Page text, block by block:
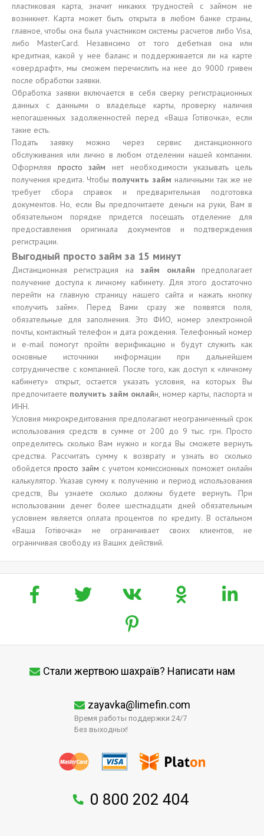
пластиковая карта, значит никаких трудностей с займом не
возникнет. Карта может быть открыта в любом банке страны,
главное, чтобы она была участником системы расчетов либо Visa,
либо MasterCard. Независимо от того дебетная она или
кредитная, какой у нее баланс и поддерживается ли на карте
«овердрафт», мы сможем перечислить на нее до 9000 гривен
после обработки заявки.
Обработка заявки включается в себя сверку регистрационных
данных с данными о владельце карты, проверку наличия
непогашенных задолженностей перед «Ваша Готівочка», если
такие есть.
Подать заявку можно через сервис дистанционного
обслуживания или лично в любом отделении нашей компании.
Оформляя просто займ нет необходимости указывать цель
получения кредита. Чтобы получить займ наличными так же не
требует сбора справок и предварительная подготовка
документов. Но, если Вы предпочитаете деньги на руки, Вам в
обязательном порядке придется посещать отделение для
предоставления оригинала документов и подтверждения
регистрации.
Выгодный просто займ за 15 минут
Дистанционная регистрация на займ онлайн предполагает
получение доступа к личному кабинету. Для этого достаточно
перейти на главную страницу нашего сайта и нажать кнопку
«получить займ». Перед Вами сразу же появятся поля,
обязательные для заполнения. Это ФИО, номер электронной
почты, контактный телефон и дата рождения. Телефонный номер
и e-mail помогут пройти верификацию и будут служить как
основные источники информации при дальнейшем
сотрудничестве с компанией. После того, как доступ к «личному
кабинету» открыт, остается указать условия, на которых Вы
предпочитаете получить займ онлайн, номер карты, паспорта и
ИНН.
Условия микрокредитования предполагают неограниченный срок
использования средств в сумме от 200 до 9 тыс. грн. Просто
определитесь сколько Вам нужно и когда Вы сможете вернуть
средства. Рассчитать сумму к возврату и узнать во сколько
обойдетсяпросто займ с учетом комиссионных поможет онлайн
калькулятор. Указав сумму к получению и период использования
средств, Вы узнаете сколько должны будете вернуть. При
использовании денег более шестнадцати дней обязательным
условием является оплата процентов по кредиту. В остальном
«Ваша Готівочка» не ограничивает своих клиентов, не
ограничивая свободу из Ваших действий.
Стали жертвою шахраїв? Написати нам
zayavka@limefin.com
Время работы поддержки 24/7
Без выходных!
0 800 202 404